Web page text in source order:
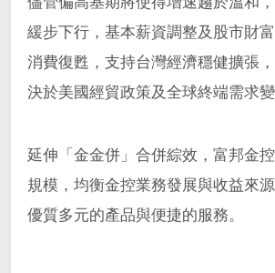
緩步下行，基本薪資調整及股市財
消費復甦，支持台灣經濟穩健擴張
決於美國經貿政策及全球終端需求變
延伸「金金併」合併綜效，富邦金
規模，均衡金控業務發展與收益來
優質多元的產品與便捷的服務。